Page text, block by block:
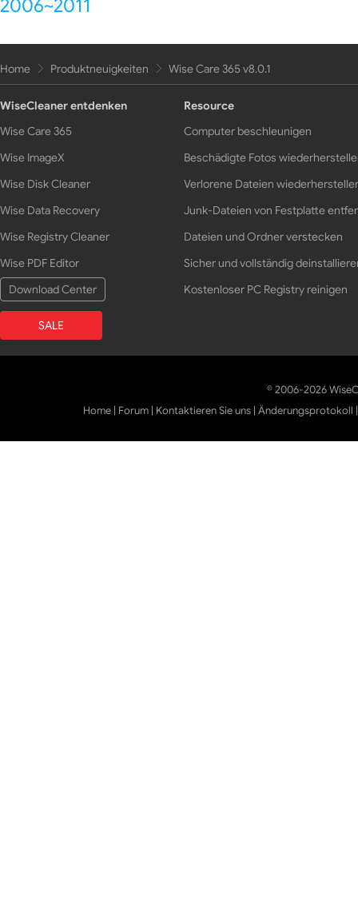
2006~2011
Home Produktneuigkeiten Wise Care 365 v8.0.1
WiseCleaner entdenken
Wise Care 365
Wise ImageX
Wise Disk Cleaner
Wise Data Recovery
Wise Registry Cleaner
Wise PDF Editor
Download Center
SALE
Resource
Computer beschleunigen
Beschädigte Fotos
Verlorene Dateien
Junk-Dateien von Festplatte
Dateien und Ordner verstecken
Sicher und vollständig
Kostenloser PC Registry reinigen
© 2006-2026
Home | Forum | Kontaktieren Sie uns |Änderungsprotokoll